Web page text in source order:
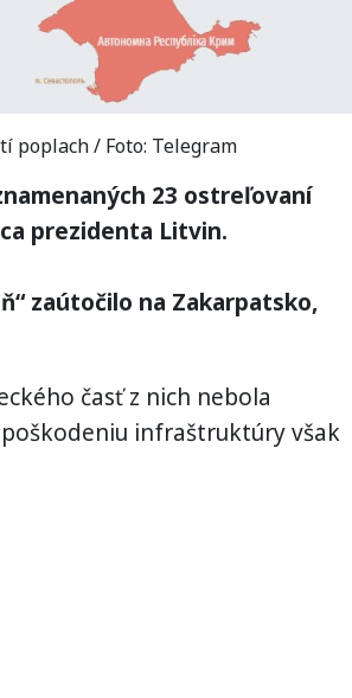
poplach / Foto: Telegram
23 ostreľovaní
prezidenta Litvin.
zaútočilo na Zakarpatsko,
časť z nich nebola
infraštruktúry však